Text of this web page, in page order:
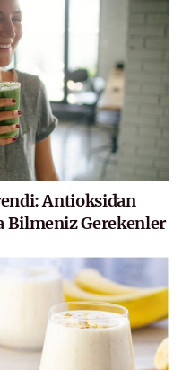
Antioksidan
Bilmeniz Gerekenler